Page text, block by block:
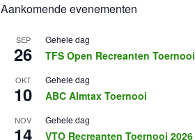
Aankomende evenementen
SEP
26
Gehele dag
TFS Open Recreanten Toernooi
OKT
10
Gehele dag
ABC Almtax Toernooi
NOV
14
Gehele dag
VTO Recreanten Toernooi 2026